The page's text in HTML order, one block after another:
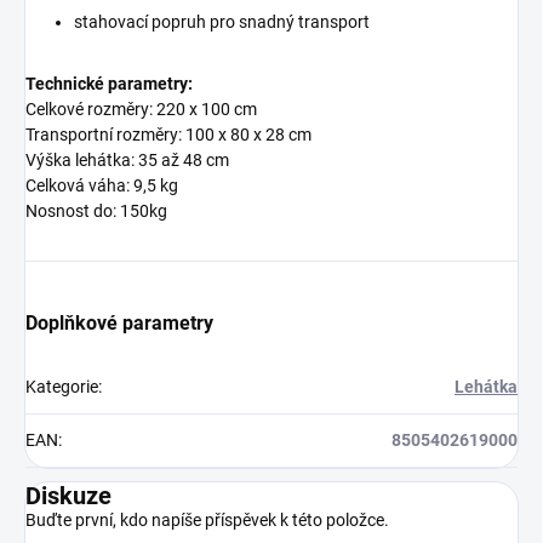
stahovací popruh pro snadný transport
Technické parametry:
Celkové rozměry: 220 x 100 cm
Transportní rozměry: 100 x 80 x 28 cm
Výška lehátka: 35 až 48 cm
Celková váha: 9,5 kg
Nosnost do: 150kg
Doplňkové parametry
Kategorie: Lehátka
EAN: 8505402619000
Diskuze
Buďte první, kdo napíše příspěvek k této položce.